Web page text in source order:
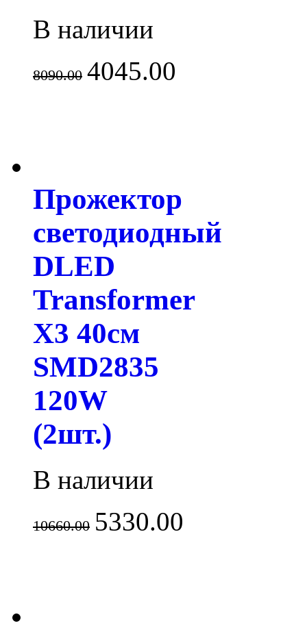
В наличии
8090.00 4045.00
Прожектор
светодиодный
DLED
Transformer
X3 40см
SMD2835
120W
(2шт.)
В наличии
10660.00 5330.00